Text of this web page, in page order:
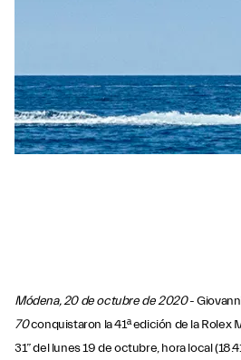
Módena, 20 de octubre de 2020-
70conquistaron la 41ª edición de la Rolex
31” del lunes 19 de octubre, hora local